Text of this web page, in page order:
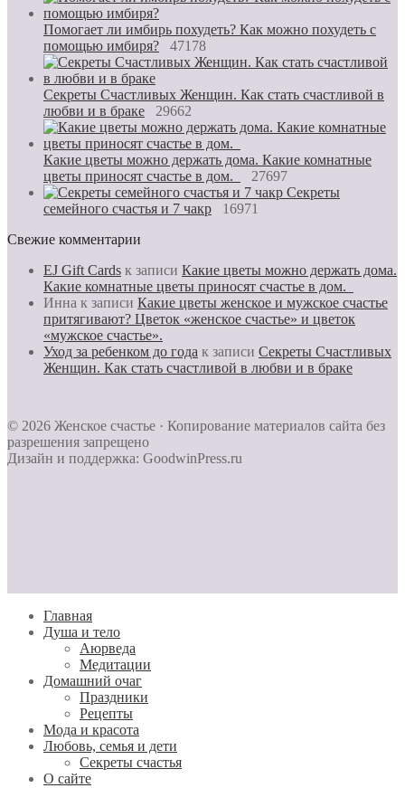
Помогает ли имбирь похудеть? Как можно похудеть с
помощью имбиря?
47178
Секреты Счастливых Женщин. Как стать счастливой в
любви и в браке
29662
Какие цветы можно держать дома. Какие комнатные
цветы приносят счастье в дом.
27697
Секреты
семейного счастья и 7 чакр
16971
Свежие комментарии
EJ Gift Cards к записи Какие цветы можно держать дома.
Какие комнатные цветы приносят счастье в дом.
Инна к записи Какие цветы женское и мужское счастье
притягивают? Цветок «женское счастье» и цветок
«мужское счастье».
Уход за ребенком до года к записи Секреты Счастливых
Женщин. Как стать счастливой в любви и в браке
© 2026 Женское счастье · Копирование материалов сайта без
разрешения запрещено
Дизайн и поддержка: GoodwinPress.ru
Главная
Душа и тело
Aюрведа
Медитации
Домашний очаг
Праздники
Рецепты
Мода и красота
Любовь, семья и дети
Секреты счастья
О сайте